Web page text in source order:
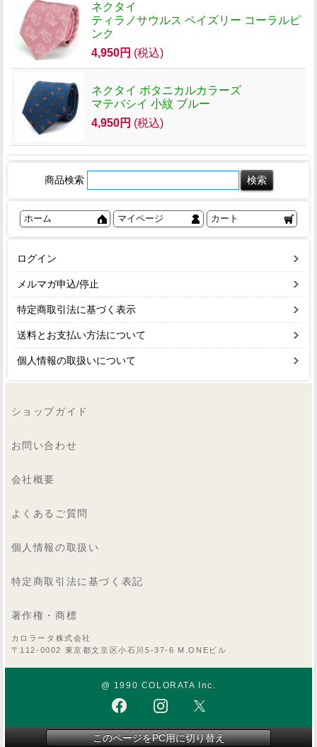
ネクタイ
ティラノサウルス ペイズリー コーラルピ
ンク
4,950円 (税込)
ネクタイ ボタニカルカラーズ
マテバシイ 小紋 ブルー
4,950円 (税込)
商品検索
ホーム マイページ カート
ログイン
メルマガ申込/停止
特定商取引法に基づく表示
送料とお支払い方法について
個人情報の取扱いについて
ショップガイド
お問い合わせ
会社概要
よくあるご質問
個人情報の取扱い
特定商取引法に基づく表記
著作権・商標
カロラータ株式会社
〒112-0002 東京都文京区小石川5-37-6 M.ONEビル
@ 1990 COLORATA Inc.
このページをPC用に切り替え